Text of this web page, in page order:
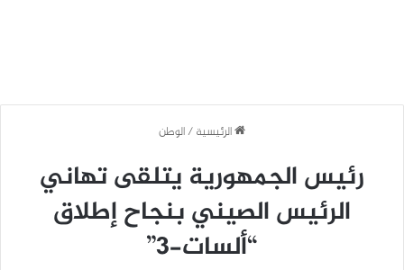
الرئيسية/الوطن
رئيس الجمهورية يتلقى تهاني
الرئيس الصيني بنجاح إطلاق
“ألسات-3”